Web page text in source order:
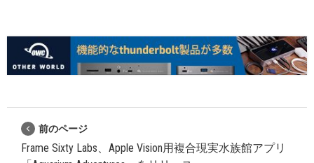
前のページ
Frame Sixty Labs、Apple Vision用複合現実水族館アプリ